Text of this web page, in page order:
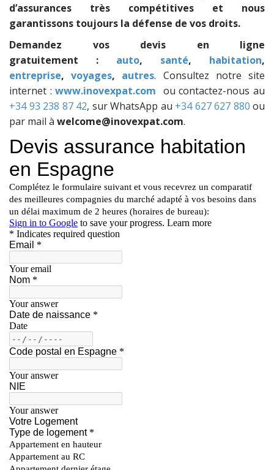
d’assurances très compétitives et nous
garantissons toujours la défense de vos droits.
Demandez vos devis en ligne
gratuitement :
auto, santé, habitation,
entreprise,voyages, autres. Consultez notre site
internet :www.inovexpat.com ou contactez-nous au
+34 93 238 87 42, sur WhatsApp au +34 627 627 880 ou
par mail à welcome@inovexpat.com.